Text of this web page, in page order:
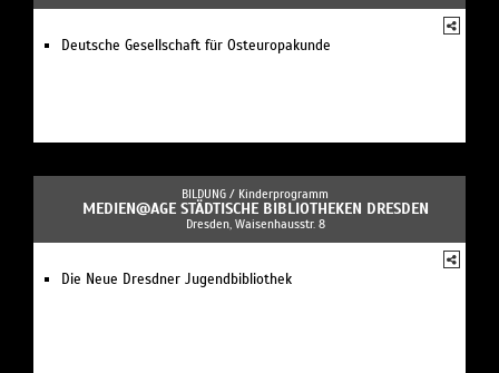
Deutsche Gesellschaft für Osteuropakunde
BILDUNG / Kinderprogramm
MEDIEN@AGE STÄDTISCHE BIBLIOTHEKEN DRESDEN
Dresden, Waisenhausstr. 8
Die Neue Dresdner Jugendbibliothek